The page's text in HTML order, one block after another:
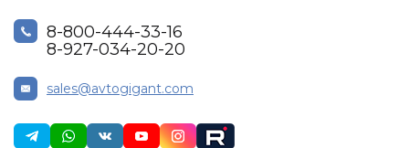
8-800-444-33-16
8-927-034-20-20
sales@avtogigant.com